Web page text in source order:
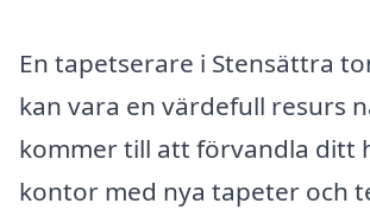
En tapetserare i Stensättra
kan vara en värdefull resurs
kommer till att förvandla ditt
kontor med nya tapeter och